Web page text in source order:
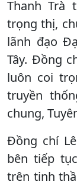
Thanh Trà
trọng thị,
lãnh đạo
Tây. Đồng
luôn coi
truyền
chung,
Đồng chí
bên tiếp
trên tinh